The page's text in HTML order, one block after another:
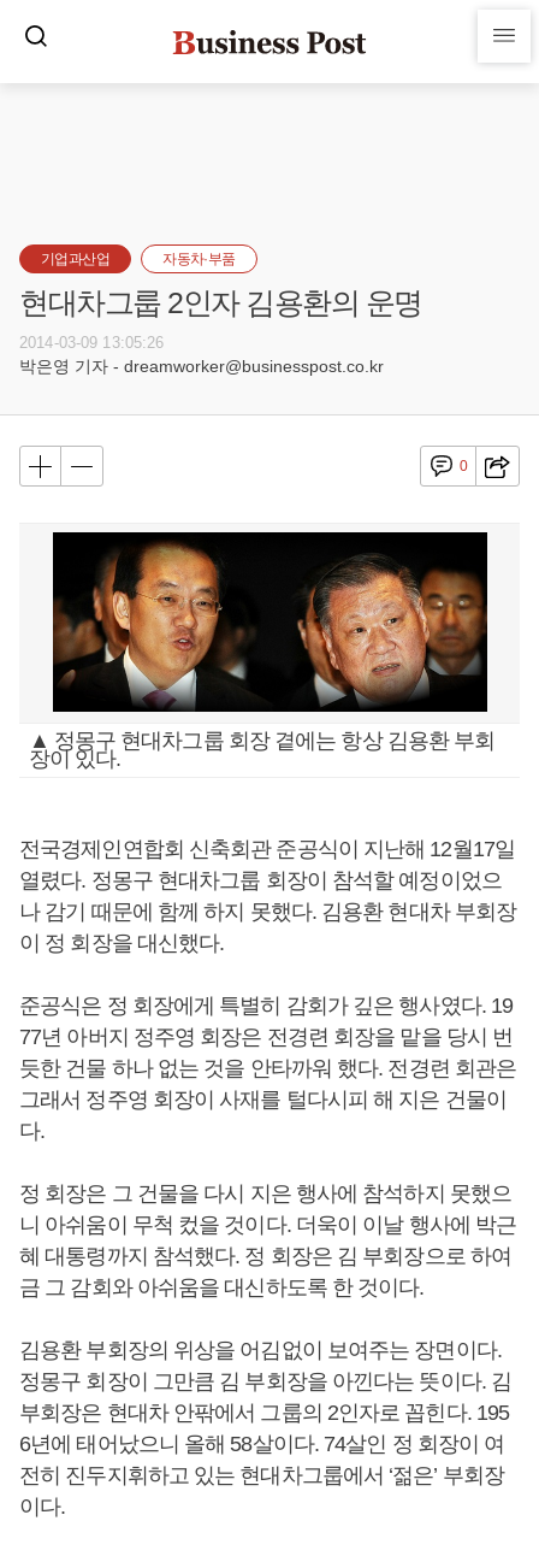
기업과산업 자동차·부품
현대차그룹 2인자 김용환의 운명
2014-03-09 13:05:26
박은영 기자 - dreamworker@businesspost.co.kr
0
▲ 정몽구 현대차그룹 회장 곁에는 항상 김용환 부회
장이 있다.
전국경제인연합회 신축회관 준공식이 지난해 12월17일
열렸다. 정몽구 현대차그룹 회장이 참석할 예정이었으
나 감기 때문에 함께 하지 못했다. 김용환 현대차 부회장
이 정 회장을 대신했다.
준공식은 정 회장에게 특별히 감회가 깊은 행사였다. 19
77년 아버지 정주영 회장은 전경련 회장을 맡을 당시 번
듯한 건물 하나 없는 것을 안타까워 했다. 전경련 회관은
그래서 정주영 회장이 사재를 털다시피 해 지은 건물이
다.
정 회장은 그 건물을 다시 지은 행사에 참석하지 못했으
니 아쉬움이 무척 컸을 것이다. 더욱이 이날 행사에 박근
혜 대통령까지 참석했다. 정 회장은 김 부회장으로 하여
금 그 감회와 아쉬움을 대신하도록 한 것이다.
김용환 부회장의 위상을 어김없이 보여주는 장면이다.
정몽구 회장이 그만큼 김 부회장을 아낀다는 뜻이다. 김
부회장은 현대차 안팎에서 그룹의 2인자로 꼽힌다. 195
6년에 태어났으니 올해 58살이다. 74살인 정 회장이 여
전히 진두지휘하고 있는 현대차그룹에서 ‘젊은’ 부회장
이다.